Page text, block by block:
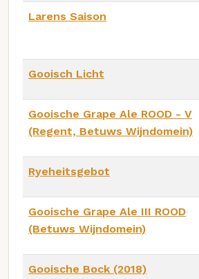
Larens Saison
Gooisch Licht
Gooische Grape Ale ROOD - V
(Regent, Betuws Wijndomein)
Ryeheitsgebot
Gooische Grape Ale III ROOD
(Betuws Wijndomein)
Gooische Bock (2018)